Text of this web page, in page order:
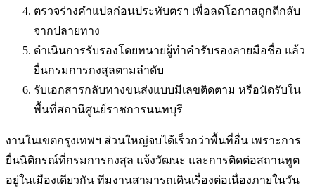
ตรวจร่างคำแปลก่อนประทับตรา เพื่อลดโอกาสถูกตีกลับ
จากปลายทาง
ดำเนินการรับรองโดยทนายผู้ทำคำรับรองลายมือชื่อ แล้ว
ยื่นกรมการกงสุลตามลำดับ
รับเอกสารกลับทางขนส่งแบบมีเลขติดตาม หรือนัดรับใน
พื้นที่สถานีศูนย์ราชการนนทบุรี
งานในเขตกรุงเทพฯ ส่วนใหญ่จบได้เร็วกว่าพื้นที่อื่น เพราะการ
ยื่นนิติกรณ์ที่กรมการกงสุล แจ้งวัฒนะ และการติดต่อสถานทูต
อยู่ในเมืองเดียวกัน ทีมงานสามารถเดินเรื่องต่อเนื่องภายในวัน